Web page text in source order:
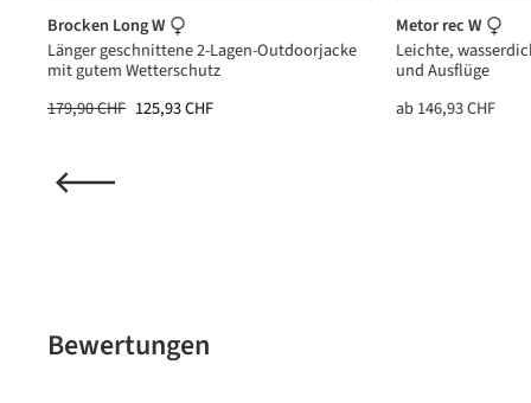
Bewertung von 5 von 5 Sternen
Brocken Long W
Länger geschnittene 2-Lagen-Outdoorjacke
mit gutem Wetterschutz
179,90 CHF 125,93 CHF
Metor rec W
Leichte,
und Ausflüge
ab146,93 CHF
Bewertungen